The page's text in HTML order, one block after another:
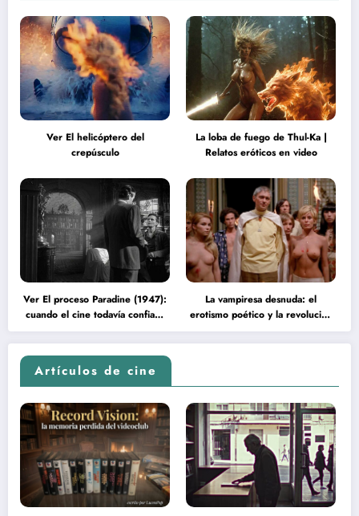
Ver El helicóptero del
crepúsculo
La loba de fuego de Thul-Ka |
Relatos eróticos en video
Ver El proceso Paradine (1947):
cuando el cine todavía confiaba
en la inteligencia del espectador
La vampiresa desnuda: el
erotismo poético y la revolución
psicodélica de Jean Rollin
Artículos de cine